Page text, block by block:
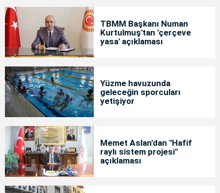
TBMM Başkanı Numan
Kurtulmuş'tan 'çerçeve
yasa' açıklaması
Yüzme havuzunda
geleceğin sporcuları
yetişiyor
Memet Aslan'dan "Hafif
raylı sistem projesi"
açıklaması